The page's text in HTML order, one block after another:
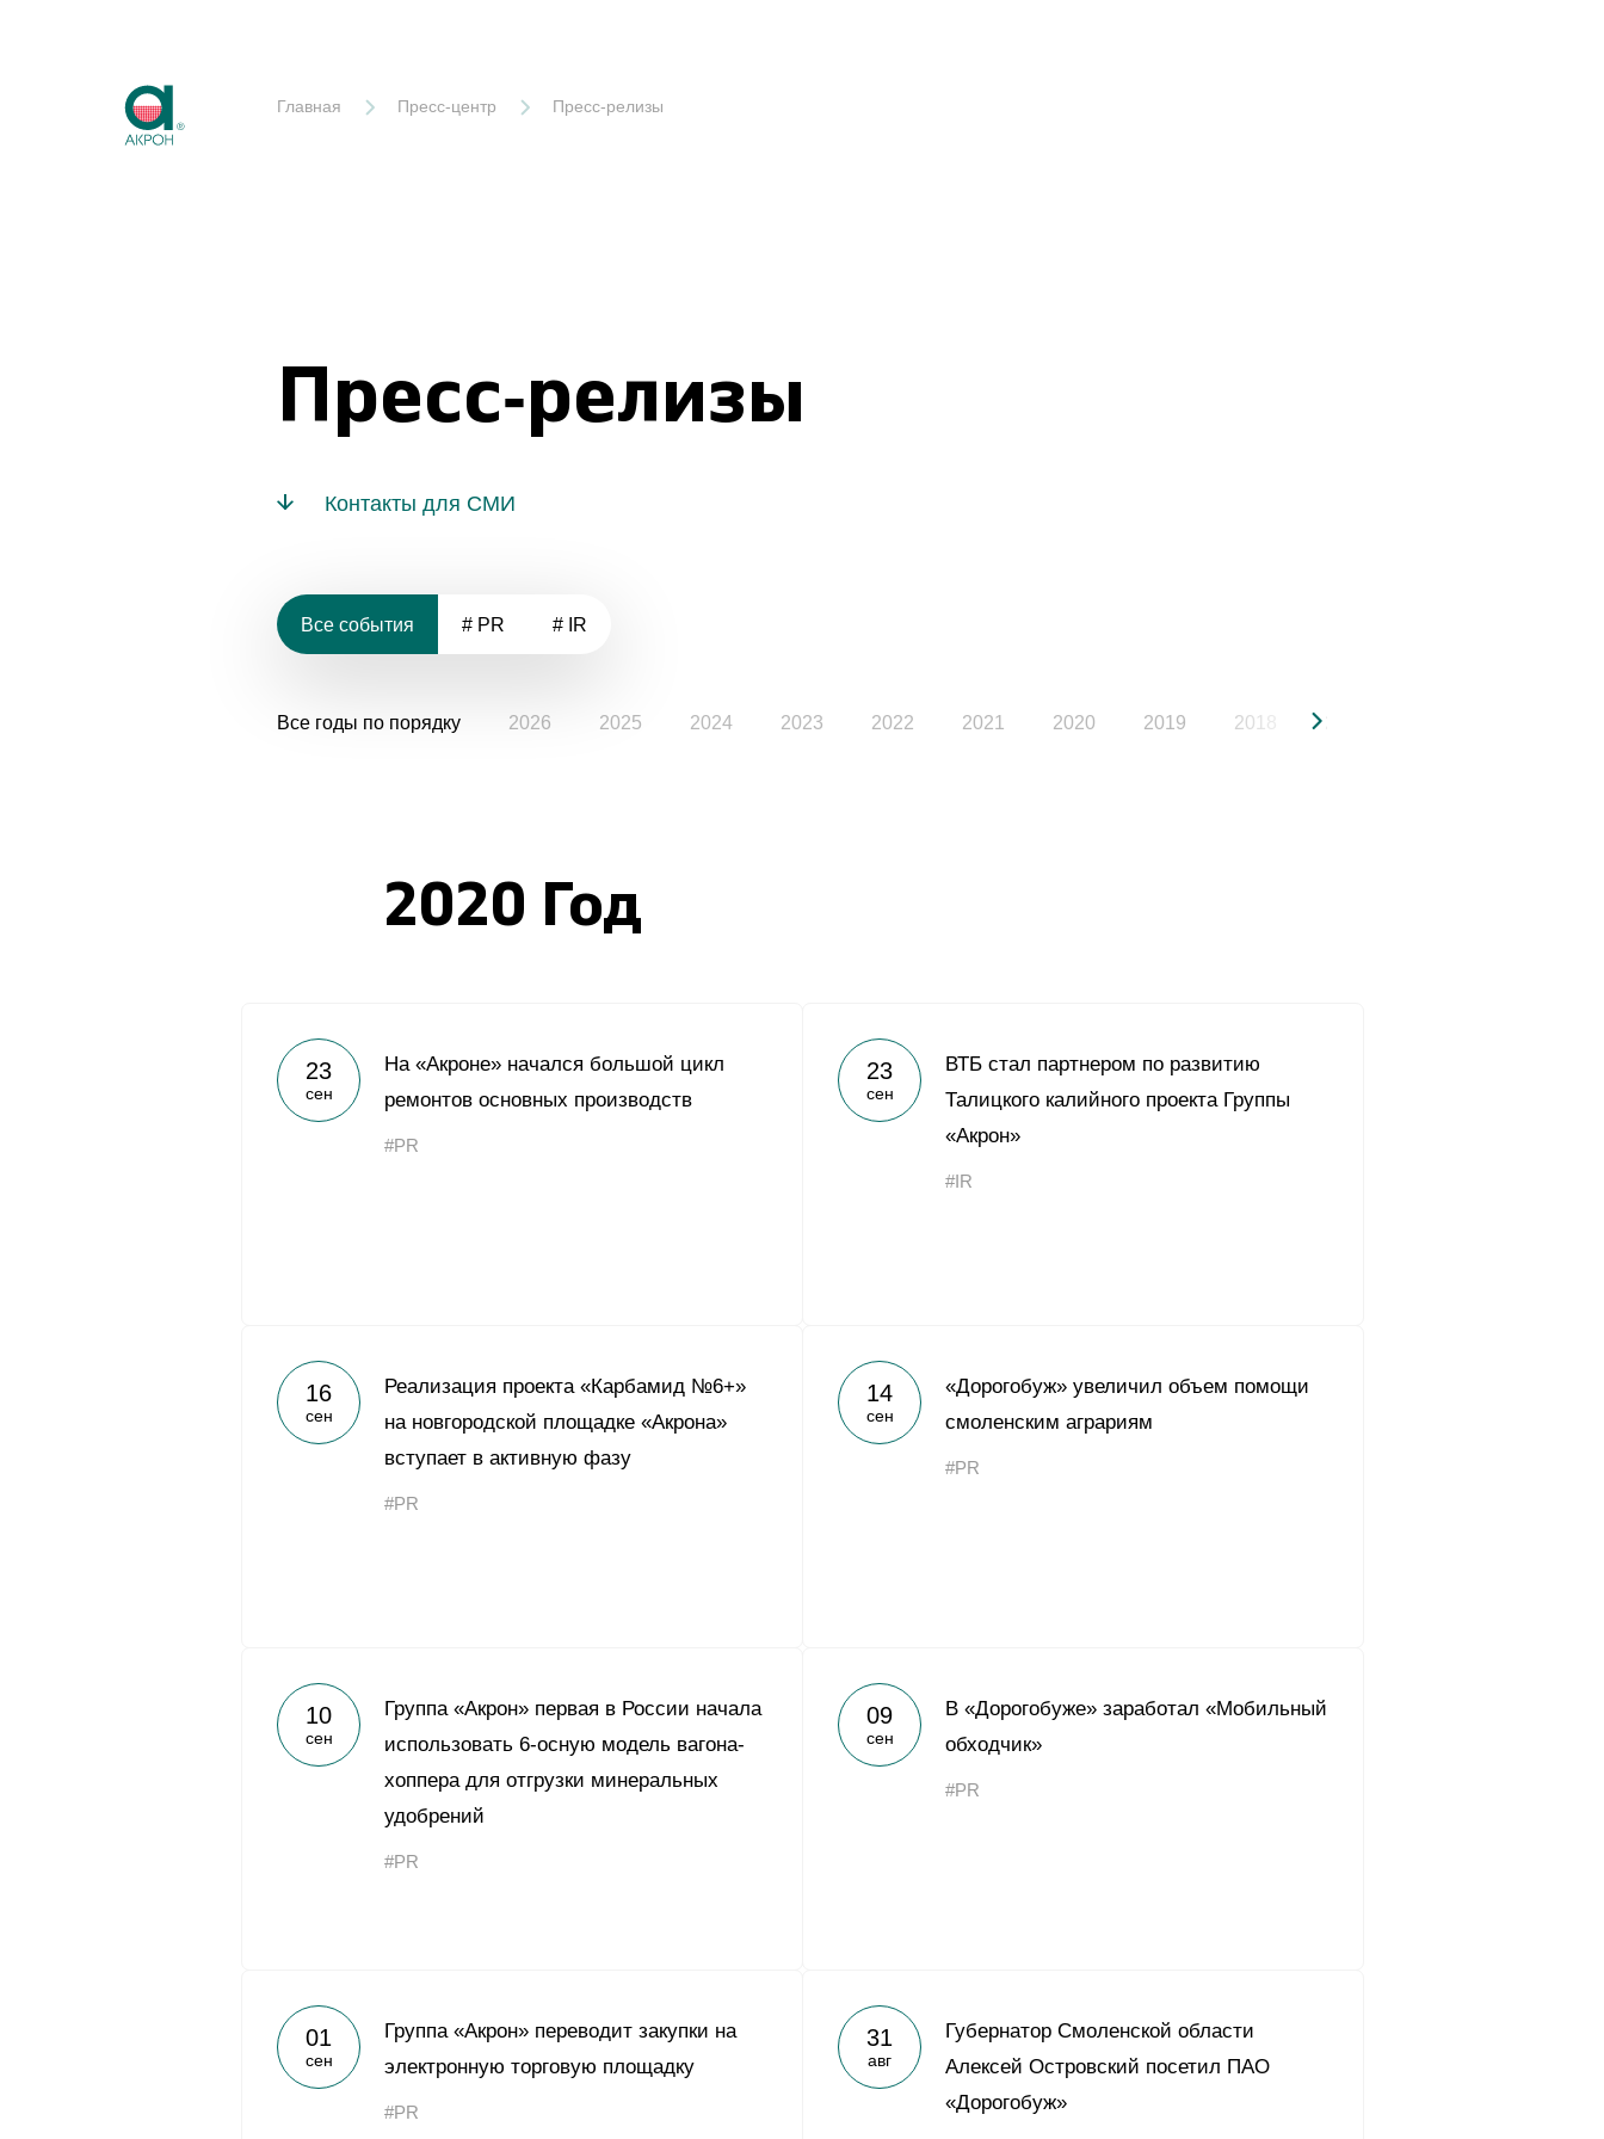
Главная Пресс-центр Пресс-релизы
Пресс-релизы
Контакты для СМИ
Все события # PR # IR
Все годы по порядку 2026 2025 2024 2023 2022 2021 2020 2019 2018
2020 Год
23
сен
На «Акроне» начался большой цикл
ремонтов основных производств
#PR
23
сен
ВТБ стал партнером по развитию
Талицкого калийного проекта Группы
«Акрон»
#IR
16
сен
Реализация проекта «Карбамид №6+»
на новгородской площадке «Акрона»
вступает в активную фазу
#PR
14
сен
«Дорогобуж» увеличил объем помощи
смоленским аграриям
#PR
10
сен
Группа «Акрон» первая в России начала
использовать 6-осную модель вагона-
хоппера для отгрузки минеральных
удобрений
#PR
09
сен
В «Дорогобуже» заработал «Мобильный
обходчик»
#PR
01
сен
Группа «Акрон» переводит закупки на
электронную торговую площадку
#PR
31
авг
Губернатор Смоленской области
Алексей Островский посетил ПАО
«Дорогобуж»